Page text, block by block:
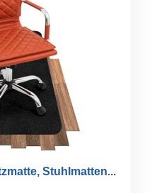
Stuhlmatten...